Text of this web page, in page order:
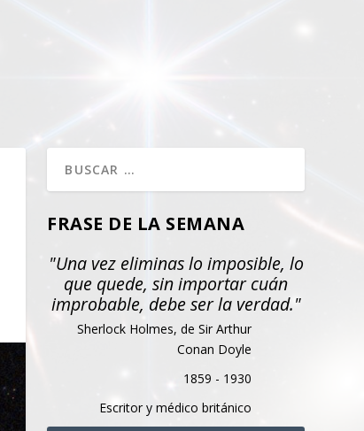
FRASE DE LA SEMANA
"Una vez eliminas lo imposible, lo
que quede, sin importar cuán
improbable, debe ser la verdad."
Sherlock Holmes, de Sir Arthur
Conan Doyle
1859 - 1930
Escritor y médico británico